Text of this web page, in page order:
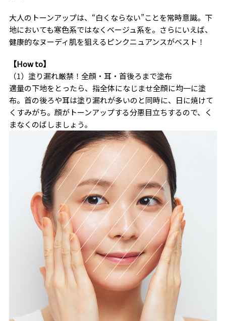
大人のトーンアップは、“白くならない”ことを常時意識。下
地においても寒色系ではなくベージュ系を。さらにいえば、
健康的なヌーディ肌を狙えるピンクニュアンスがベスト！
【How to】
（1）塗り漏れ厳禁！全顔・耳・首後ろまで塗布
適量の下地をとったら、指全体になじませ全顔に均一に塗
布。首の後ろや耳は塗り漏れが多いのと同時に、日に焼けて
くすみがち。顔がトーンアップする分悪目立ちするので、く
まなくのばしましょう。